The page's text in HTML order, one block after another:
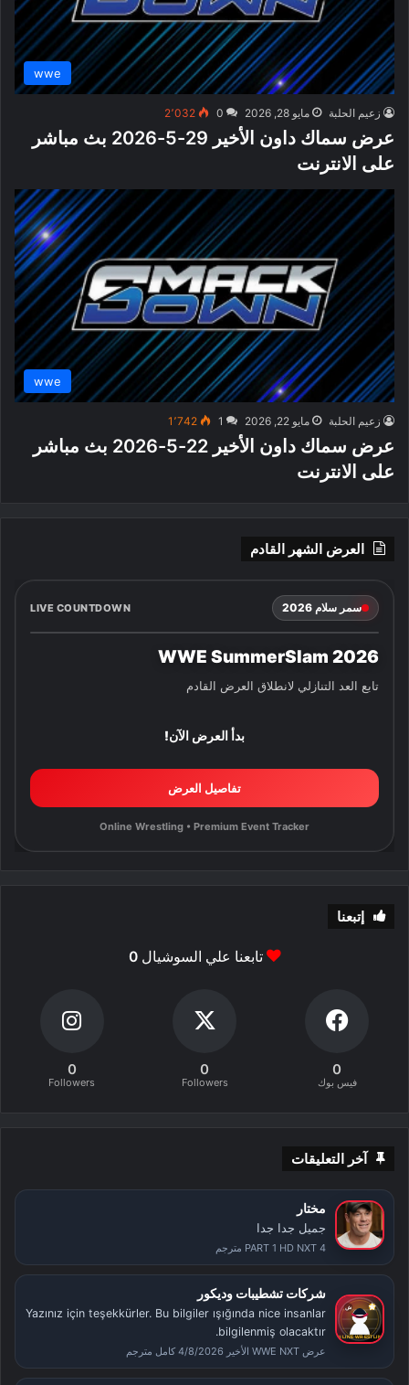
wwe
زعيم الحلبة مايو 28, 2026 0 2٬032
عرض سماك داون الأخير 29-5-2026 بث مباشر
على الانترنت
wwe
زعيم الحلبة مايو 22, 2026 1 1٬742
عرض سماك داون الأخير 22-5-2026 بث مباشر
على الانترنت
العرض الشهر القادم
سمر سلام 2026 LIVE COUNTDOWN
WWE SummerSlam 2026
تابع العد التنازلي لانطلاق العرض القادم
بدأ العرض الآن!
تفاصيل العرض
Online Wrestling • Premium Event Tracker
إتبعنا
تابعنا علي السوشيال0
0
فيس بوك
0
Followers
0
Followers
آخر التعليقات
مختار
جميل جدا جدا
PART 1 HD NXT 4 مترجم
شركات تشطيبات وديكور
Yazınız için teşekkürler. Bu bilgiler ışığında nice insanlar
bilgilenmiş olacaktır.
عرض WWE NXT الأخير 4/8/2026 كامل مترجم